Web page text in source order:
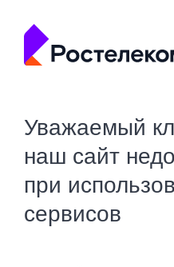
Уважаемый
наш сайт
при
сервисов